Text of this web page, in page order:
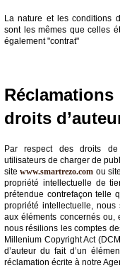
La nature et les conditions
sont les mêmes que celles
également "contrat"
droits
Par respect des droits de
utilisateurs de charger de
sitewww.smartrezo.com ou
propriété intellectuelle de
prétendue contrefaçon telle
propriété intellectuelle, nous
aux éléments concernés ou,
nous résilions les comptes
Millenium Copyright Act
d’auteur du fait d’un
réclamation écrite à notre